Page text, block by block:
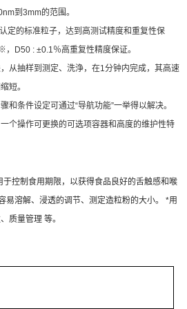
到 3mm的范围。
认定的标准粒子，达到 高测试精度和重复性保
， D50 : ±0.1％高重复性精度保证。
从抽样到测定、洗浄，在1分钟内完成，其高速
短。
和条件设定可通过“导航功能”一举得以解决。
个操作可更换的可选项容器和高度的维护性特
于控制食用期限，以获得食品良好的舌触感和喉
易溶解、浸透的调节、测定造粒粉的大小。 *用
质量管理 等。